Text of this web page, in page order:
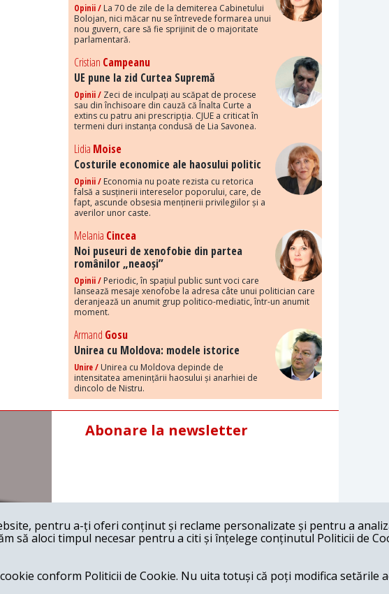
Opinii / La 70 de zile de la demiterea Cabinetului
Bolojan, nici măcar nu se întrevede formarea unui
nou guvern, care să fie sprijinit de o majoritate
parlamentară.
Cristian Campeanu
UE pune la zid Curtea Supremă
Opinii / Zeci de inculpați au scăpat de procese
sau din închisoare din cauză că Înalta Curte a
extins cu patru ani prescripția. CJUE a criticat în
termeni duri instanța condusă de Lia Savonea.
Lidia Moise
Costurile economice ale haosului politic
Opinii / Economia nu poate rezista cu retorica
falsă a susținerii intereselor poporului, care, de
fapt, ascunde obsesia menținerii privilegiilor și a
averilor unor caste.
Melania Cincea
Noi puseuri de xenofobie din partea
românilor „neaoși”
Opinii / Periodic, în spațiul public sunt voci care
lansează mesaje xenofobe la adresa câte unui politician care
deranjează un anumit grup politico-mediatic, într-un anumit
moment.
Armand Gosu
Unirea cu Moldova: modele istorice
Unire / Unirea cu Moldova depinde de
intensitatea amenințării haosului și anarhiei de
dincolo de Nistru.
Abonare la newsletter
pentru a-ți oferi conținut și reclame personalizate și pentru a
să aloci timpul necesar pentru a citi și înțelege conținutul Politicii de
conform Politicii de Cookie. Nu uita totuși că poți modifica setările